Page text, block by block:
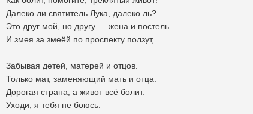
Далеко ли святитель Лука, далеко ль?
Это друг мой, но другу — жена и постель.
И змея за змеëй по проспекту ползут,
Забывая детей, матерей и отцов.
Только мат, заменяющий мать и отца.
Дорогая страна, а живот всë болит.
Уходи, я тебя не боюсь.